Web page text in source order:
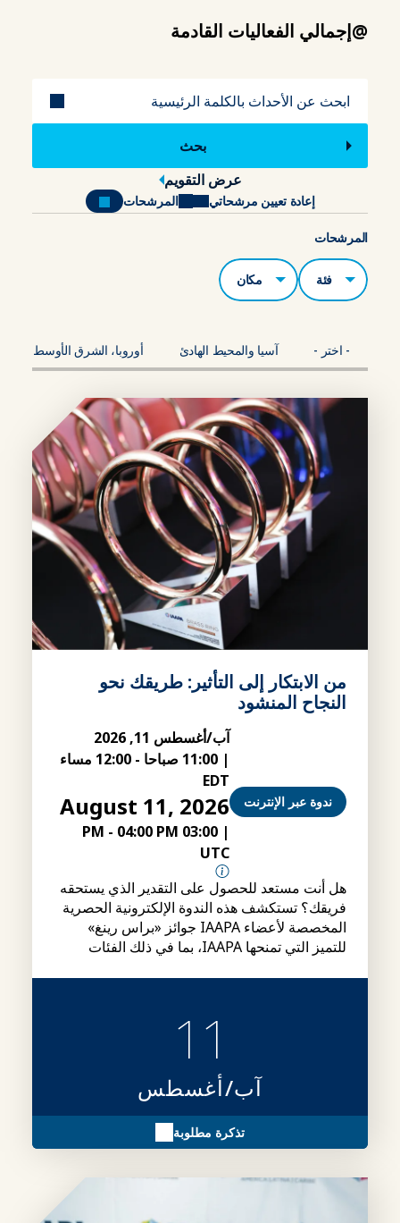
@إجمالي الفعاليات القادمة
عرض التقويم
إعادة تعيين مرشحاتي المرشحات
المرشحات
الفئات مكان
- اختر - آسيا والمحيط الهادئ أوروبا، الشرق الأوسط،
من الابتكار إلى التأثير: طريقك نحو
النجاح المنشود
ندوة عبر الإنترنت
آب/أغسطس 11, 2026
| 11:00 صباحا -
12:00 مساء
EDT
August 11, 2026
|
03:00 PM
- 04:00 PM
UTC
هل أنت مستعد للحصول على التقدير الذي يستحقه
فريقك؟ تستكشف هذه الندوة الإلكترونية الحصرية
المخصصة لأعضاء IAAPA جوائز «براس رينغ»
للتميز التي تمنحها IAAPA، بما في ذلك الفئات
11
آب/أغسطس
تذكرة مطلوبة